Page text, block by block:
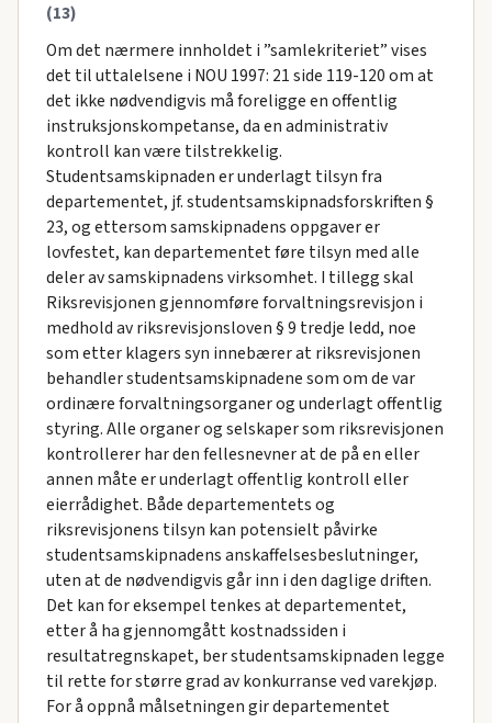
(13)
Om det nærmere innholdet i ”samlekriteriet” vises
det til uttalelsene i NOU 1997: 21 side 119-120 om at
det ikke nødvendigvis må foreligge en offentlig
instruksjonskompetanse, da en administrativ
kontroll kan være tilstrekkelig.
Studentsamskipnaden er underlagt tilsyn fra
departementet, jf. studentsamskipnadsforskriften §
23, og ettersom samskipnadens oppgaver er
lovfestet, kan departementet føre tilsyn med alle
deler av samskipnadens virksomhet. I tillegg skal
Riksrevisjonen gjennomføre forvaltningsrevisjon i
medhold av riksrevisjonsloven § 9 tredje ledd, noe
som etter klagers syn innebærer at riksrevisjonen
behandler studentsamskipnadene som om de var
ordinære forvaltningsorganer og underlagt offentlig
styring. Alle organer og selskaper som riksrevisjonen
kontrollerer har den fellesnevner at de på en eller
annen måte er underlagt offentlig kontroll eller
eierrådighet. Både departementets og
riksrevisjonens tilsyn kan potensielt påvirke
studentsamskipnadens anskaffelsesbeslutninger,
uten at de nødvendigvis går inn i den daglige driften.
Det kan for eksempel tenkes at departementet,
etter å ha gjennomgått kostnadssiden i
resultatregnskapet, ber studentsamskipnaden legge
til rette for større grad av konkurranse ved varekjøp.
For å oppnå målsetningen gir departementet